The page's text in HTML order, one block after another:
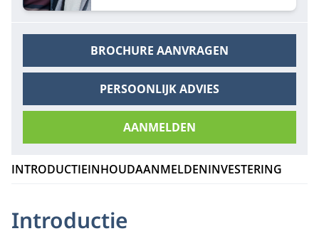
BROCHURE AANVRAGEN
PERSOONLIJK ADVIES
AANMELDEN
INTRODUCTIEINHOUDAANMELDENINVESTERING
Introductie